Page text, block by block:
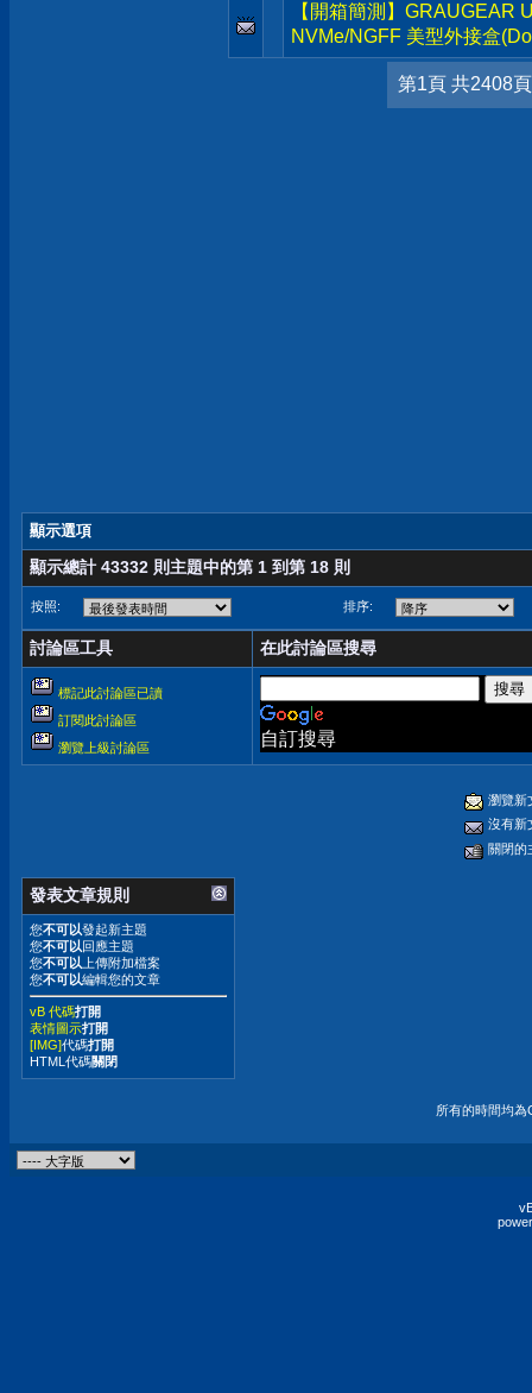
【開箱簡測】GRAUGEAR
NVMe/NGFF 美型外接盒
第1頁 共2408頁
顯示選項
顯示總計 43332 則主題中的第 1 到第 18 則
按照: 排序:
討論區工具 在此討論區搜尋
標記此討論區已讀
訂閱此討論區
瀏覽上級討論區
自訂搜尋
瀏覽新
沒有新
關閉的
發表文章規則
您不可以發起新主題
您不可以回應主題
您不可以 上傳附加檔案
您不可以編輯您的文章
vB 代碼打開
表情圖示打開
[IMG]代碼打開
HTML代碼關閉
所有的時間均為